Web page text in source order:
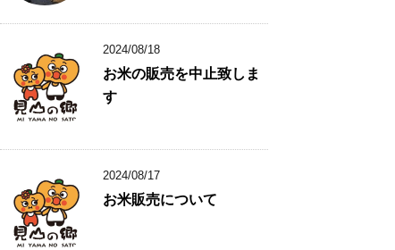
2024/08/18
お米の販売を中止致しま
す
2024/08/17
お米販売について